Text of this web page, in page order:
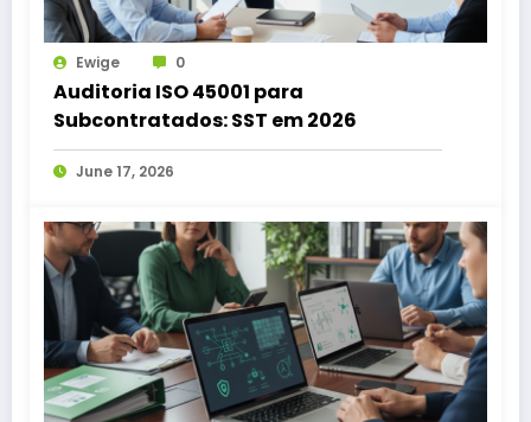
Ewige 0
Auditoria ISO 45001 para
Subcontratados: SST em 2026
June 17, 2026